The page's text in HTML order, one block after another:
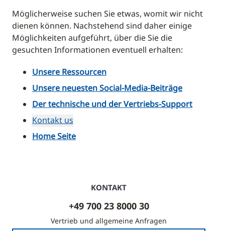
Möglicherweise suchen Sie etwas, womit wir nicht
dienen können. Nachstehend sind daher einige
Möglichkeiten aufgeführt, über die Sie die
gesuchten Informationen eventuell erhalten:
Unsere Ressourcen
Unsere neuesten Social-Media-Beiträge
Der technische und der Vertriebs-Support
Kontakt us
Home Seite
KONTAKT
+49 700 23 8000 30
Vertrieb und allgemeine Anfragen